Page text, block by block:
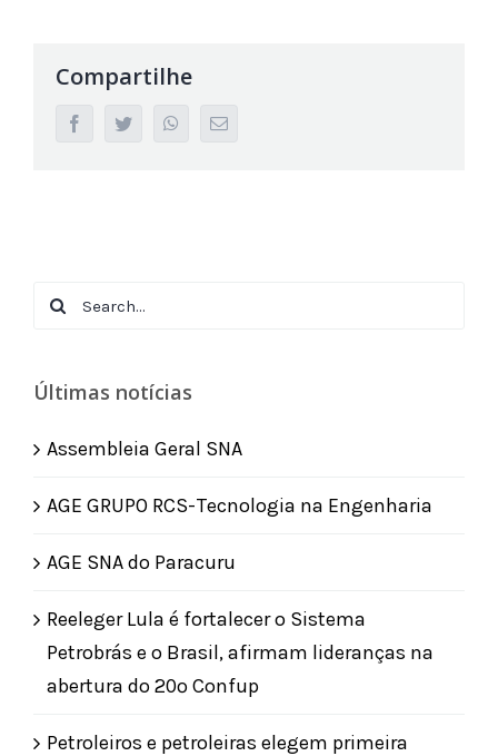
Compartilhe
facebooktwitter whatsappEmail
Search
Últimas notícias
Assembleia Geral SNA
AGE GRUPO RCS-Tecnologia na Engenharia
AGE SNA do Paracuru
Reeleger Lula é fortalecer o Sistema
Petrobrás e o Brasil, afirmam lideranças na
abertura do 20º Confup
Petroleiros e petroleiras elegem primeira